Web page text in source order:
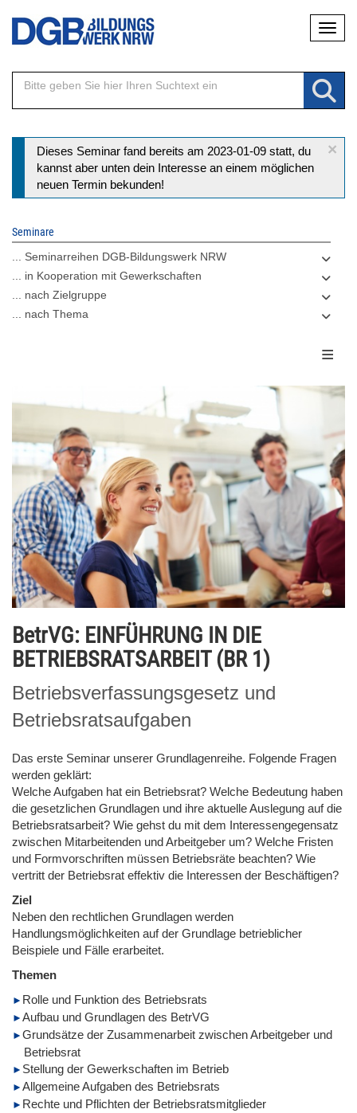
Direkt
Inhalt
×
Statusmeldung
Dieses Seminar fand bereits am 2023-01-09 statt, du
kannst aber unten dein Interesse an einem möglichen
neuen Termin bekunden!
Seminare
... Seminarreihen DGB-Bildungswerk NRW
... in Kooperation mit Gewerkschaften
... nach Zielgruppe
... nach Thema
BetrVG: EINFÜHRUNG IN DIE
BETRIEBSRATSARBEIT (BR 1)
Betriebsverfassungsgesetz und
Betriebsratsaufgaben
Das erste Seminar unserer Grundlagenreihe. Folgende Fragen
werden geklärt:
Welche Aufgaben hat ein Betriebsrat? Welche Bedeutung haben
die gesetzlichen Grundlagen und ihre aktuelle Auslegung auf die
Betriebsratsarbeit? Wie gehst du mit dem Interessengegensatz
zwischen Mitarbeitenden und Arbeitgeber um? Welche Fristen
und Formvorschriften müssen Betriebsräte beachten? Wie
vertritt der Betriebsrat effektiv die Interessen der Beschäftigen?
Ziel
Neben den rechtlichen Grundlagen werden
Handlungsmöglichkeiten auf der Grundlage betrieblicher
Beispiele und Fälle erarbeitet.
Themen
Rolle und Funktion des Betriebsrats
Aufbau und Grundlagen des BetrVG
Grundsätze der Zusammenarbeit zwischen Arbeitgeber und
Betriebsrat
Stellung der Gewerkschaften im Betrieb
Allgemeine Aufgaben des Betriebsrats
Rechte und Pflichten der Betriebsratsmitglieder